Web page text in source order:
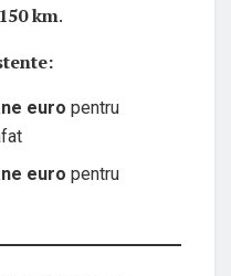
km.
euro pentru
euro pentru